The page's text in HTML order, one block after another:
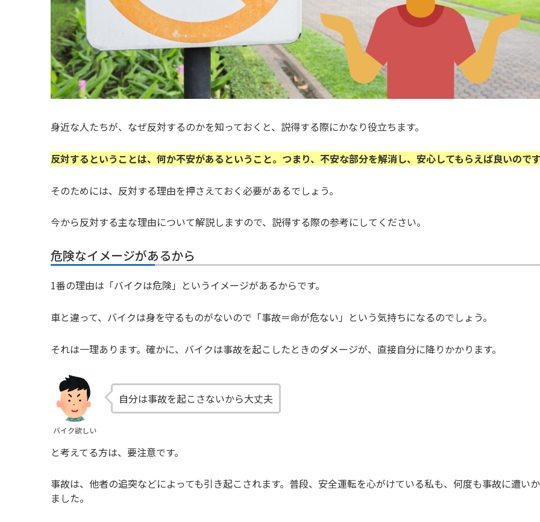
身近な人たちが、なぜ反対するのかを知っておくと、説得する際にかなり役立ちます。
反対するということは、何か不安があるということ。つまり、不安な部分を解消し、安心してもらえば良いので
そのためには、反対する理由を押さえておく必要があるでしょう。
今から反対する主な理由について解説しますので、説得する際の参考にしてください。
危険なイメージがあるから
1番の理由は「バイクは危険」というイメージがあるからです。
車と違って、バイクは身を守るものがないので「事故＝命が危ない」という気持ちになるのでしょう。
それは一理あります。確かに、バイクは事故を起こしたときのダメージが、直接自分に降りかかります。
バイク欲しい
自分は事故を起こさないから大丈夫
と考えてる方は、要注意です。
事故は、他者の追突などによっても引き起こされます。普段、安全運転を心がけている私も、何度も事故に遭い
ました。